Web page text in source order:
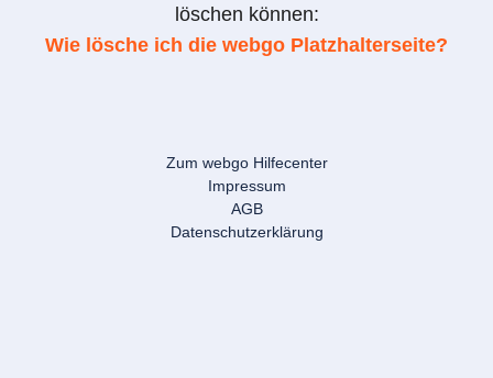
löschen können:
Wie lösche ich die webgo Platzhalterseite?
Zum webgo Hilfecenter
Impressum
AGB
Datenschutzerklärung